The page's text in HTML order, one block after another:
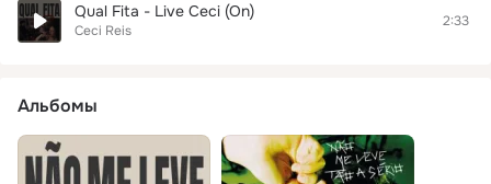
Qual Fita - Live Ceci (On)
Ceci Reis
2:33
Альбомы